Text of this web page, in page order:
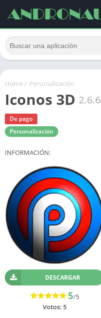
Home/ Personalización
Iconos 3D 2.6.6
De pago
Personalización
INFORMACIÓN:
DESCARGAR
5/5
Votos: 5